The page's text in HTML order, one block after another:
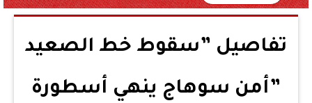
تفاصيل ”سقوط خط الصعيد
”أمن سوهاج ينهي أسطورة